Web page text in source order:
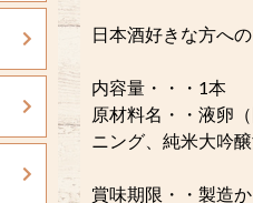
日本酒好きな方へ
内容量・・・1本
原材料名・・液卵
ニング、純米大吟
賞味期限・・製造